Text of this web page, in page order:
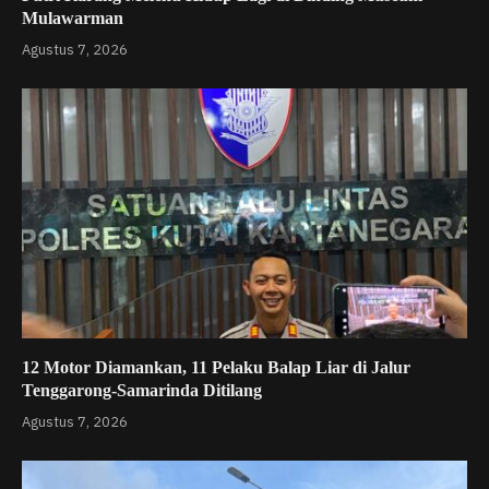
Mulawarman
Agustus 7, 2026
12 Motor Diamankan, 11 Pelaku Balap Liar di Jalur
Tenggarong-Samarinda Ditilang
Agustus 7, 2026